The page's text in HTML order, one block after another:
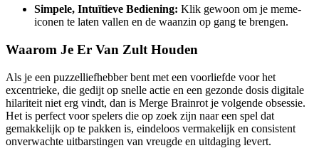
Simpele, Intuïtieve Bediening: Klik gewoon om je meme-
iconen te laten vallen en de waanzin op gang te brengen.
Waarom Je Er Van Zult Houden
Als je een puzzelliefhebber bent met een voorliefde voor het
excentrieke, die gedijt op snelle actie en een gezonde dosis digitale
hilariteit niet erg vindt, dan is Merge Brainrot je volgende obsessie.
Het is perfect voor spelers die op zoek zijn naar een spel dat
gemakkelijk op te pakken is, eindeloos vermakelijk en consistent
onverwachte uitbarstingen van vreugde en uitdaging levert.